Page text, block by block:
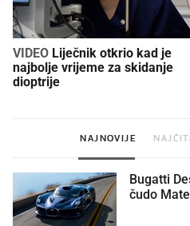
VIDEO
najbolje vrijeme za skidanje
dioptrije
NAJNOVIJE
Bugatti
čudo